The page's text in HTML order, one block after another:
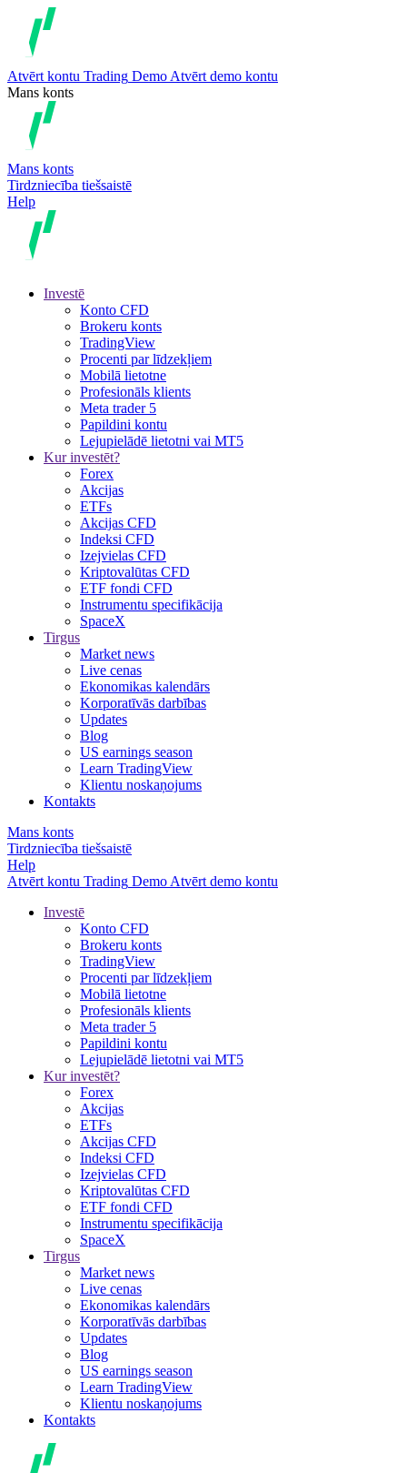
Atvērt kontu Trading Demo Atvērt demo kontu
Mans konts
Mans konts
Tirdzniecība tiešsaistē
Help
Investē
Konto CFD
Brokeru konts
TradingView
Procenti par līdzekļiem
Mobilā lietotne
Profesionāls klients
Meta trader 5
Papildini kontu
Lejupielādē lietotni vai MT5
Kur investēt?
Forex
Akcijas
ETFs
Akcijas CFD
Indeksi CFD
Izejvielas CFD
Kriptovalūtas CFD
ETF fondi CFD
Instrumentu specifikācija
SpaceX
Tirgus
Market news
Live cenas
Ekonomikas kalendārs
Korporatīvās darbības
Updates
Blog
US earnings season
Learn TradingView
Klientu noskaņojums
Kontakts
Mans konts
Tirdzniecība tiešsaistē
Help
Atvērt kontu Trading Demo Atvērt demo kontu
Investē
Konto CFD
Brokeru konts
TradingView
Procenti par līdzekļiem
Mobilā lietotne
Profesionāls klients
Meta trader 5
Papildini kontu
Lejupielādē lietotni vai MT5
Kur investēt?
Forex
Akcijas
ETFs
Akcijas CFD
Indeksi CFD
Izejvielas CFD
Kriptovalūtas CFD
ETF fondi CFD
Instrumentu specifikācija
SpaceX
Tirgus
Market news
Live cenas
Ekonomikas kalendārs
Korporatīvās darbības
Updates
Blog
US earnings season
Learn TradingView
Klientu noskaņojums
Kontakts